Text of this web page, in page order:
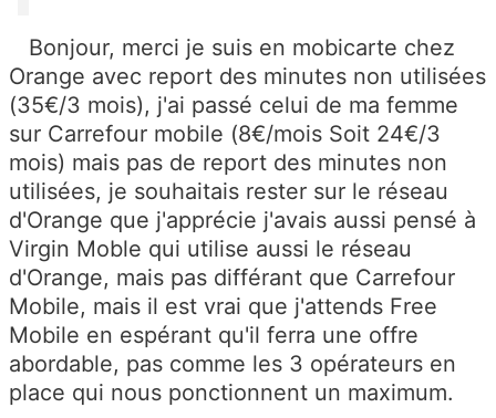
Bonjour, merci je suis en mobicarte chez
Orange avec report des minutes non utilisées
(35€/3 mois), j'ai passé celui de ma femme
sur Carrefour mobile (8€/mois Soit 24€/3
mois) mais pas de report des minutes non
utilisées, je souhaitais rester sur le réseau
d'Orange que j'apprécie j'avais aussi pensé à
Virgin Moble qui utilise aussi le réseau
d'Orange, mais pas différant que Carrefour
Mobile, mais il est vrai que j'attends Free
Mobile en espérant qu'il ferra une offre
abordable, pas comme les 3 opérateurs en
place qui nous ponctionnent un maximum.